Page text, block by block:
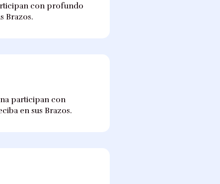
con profundo
Brazos.
participan con
en sus Brazos.